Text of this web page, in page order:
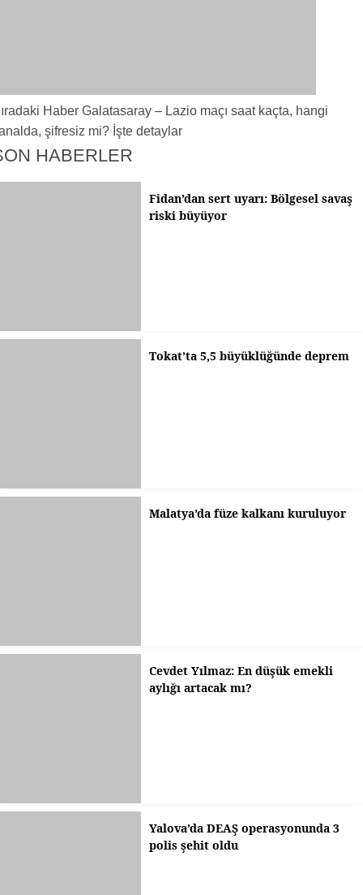
Haber Galatasaray – Lazio maçı saat kaçta, hangi
şifresiz mi? İşte detaylar
HABERLER
Fidan’dan sert uyarı: Bölgesel savaş
riski büyüyor
Tokat’ta 5,5 büyüklüğünde deprem
Malatya’da füze kalkanı kuruluyor
Cevdet Yılmaz: En düşük emekli
aylığı artacak mı?
Yalova’da DEAŞ operasyonunda 3
polis şehit oldu